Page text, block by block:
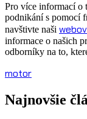
Pro více informací o
podnikání s pomocí
navštivte naši
informace o našich
odborníky na to,
motor
Najnovšie